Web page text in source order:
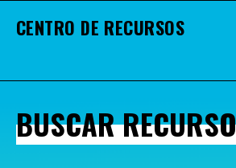
CENTRO DE RECURSOS
BUSCAR